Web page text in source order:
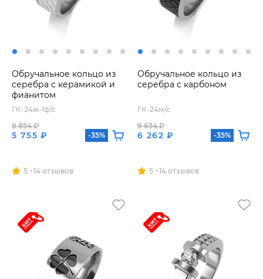
Обручальное кольцо из
серебра с керамикой и
фианитом
ГК-24ж-1ф/с
5 755 ₽
8 854 ₽
-35%
5 14 отзывов
Обручальное кольцо из
серебра с карбоном
ГК-24м/с
6 262 ₽
9 634 ₽
-35%
5 14 отзывов